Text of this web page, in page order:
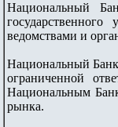
Национальный
ведомствами и
Национальный Банк
ограниченной
Национальным
рынка.